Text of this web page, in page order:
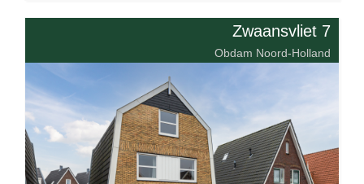
Zwaansvliet 7
Obdam Noord-Holland